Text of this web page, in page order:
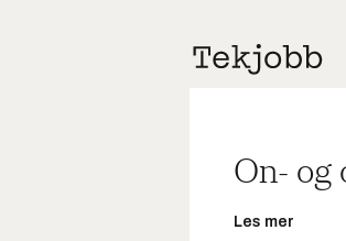
On- og
Les mer